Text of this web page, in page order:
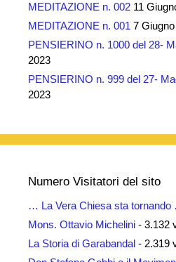
MEDITAZIONE n. 002 11
MEDITAZIONE n. 001 7
PENSIERINO n. 1000 del 28-
2023
PENSIERINO n. 999 del 27-
2023
Numero Visitatori del sito
… La Vera Chiesa sta
Mons. Ottavio Michelini - 3.132
La Storia di Garabandal - 2.319